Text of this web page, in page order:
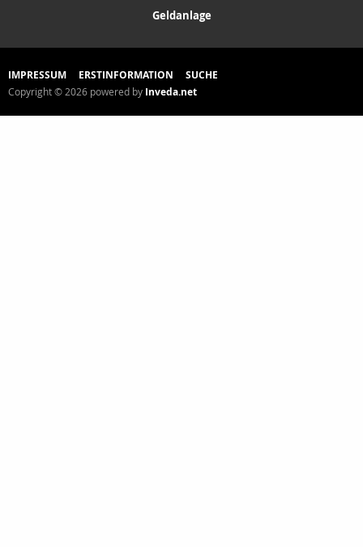
Geldanlage
IMPRESSUM ERSTINFORMATION SUCHE
Copyright © 2026 powered by Inveda.net